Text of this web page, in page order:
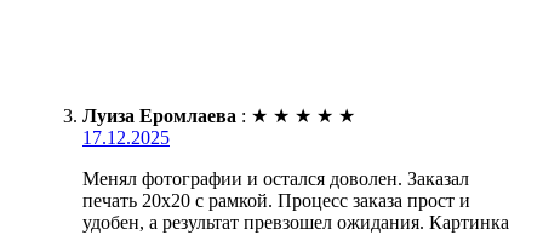
Луиза Еромлаева : ★ ★ ★ ★ ★
17.12.2025
Менял фотографии и остался доволен. Заказал
печать 20х20 с рамкой. Процесс заказа прост и
удобен, а результат превзошел ожидания. Картинка